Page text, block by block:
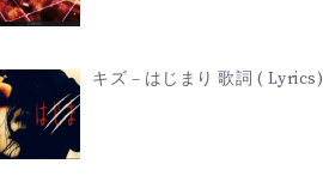
キズ – はじまり 歌詞 ( Lyrics)